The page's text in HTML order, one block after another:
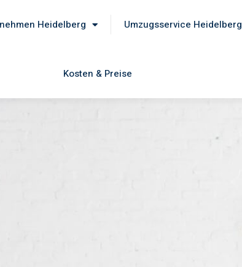
Heidelberg Umzugsservice Heidelberg
Kosten & Preise